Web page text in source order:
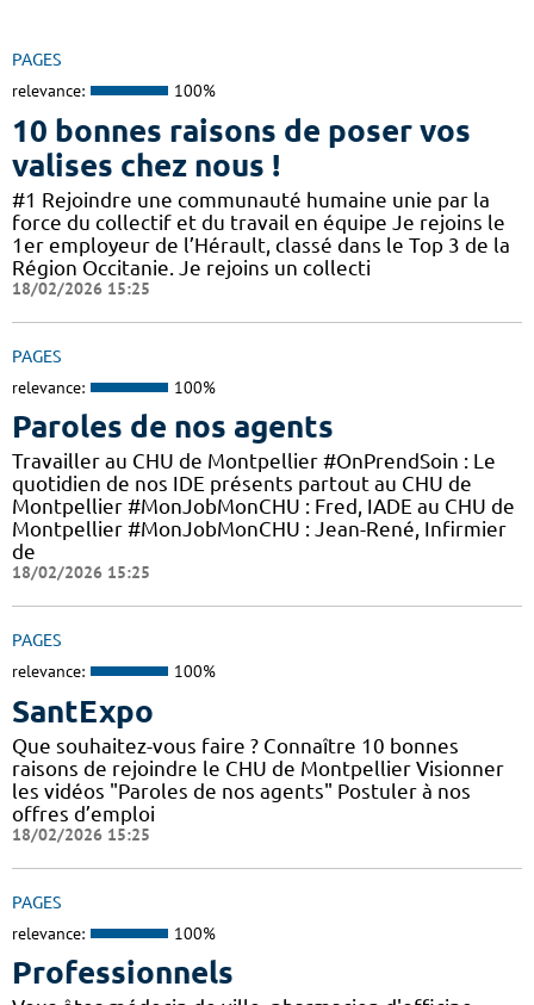
PAGES
relevance: 100%
10 bonnes raisons de poser vos
valises chez nous !
#1 Rejoindre une communauté humaine unie par la
force du collectif et du travail en équipe Je rejoins le
1er employeur de l’Hérault, classé dans le Top 3 de la
Région Occitanie. Je rejoins un collecti
18/02/2026 15:25
PAGES
relevance: 100%
Paroles de nos agents
Travailler au CHU de Montpellier #OnPrendSoin : Le
quotidien de nos IDE présents partout au CHU de
Montpellier #MonJobMonCHU : Fred, IADE au CHU de
Montpellier #MonJobMonCHU : Jean-René, Infirmier
de
18/02/2026 15:25
PAGES
relevance: 100%
SantExpo
Que souhaitez-vous faire ? Connaître 10 bonnes
raisons de rejoindre le CHU de Montpellier Visionner
les vidéos "Paroles de nos agents" Postuler à nos
offres d’emploi
18/02/2026 15:25
PAGES
relevance: 100%
Professionnels